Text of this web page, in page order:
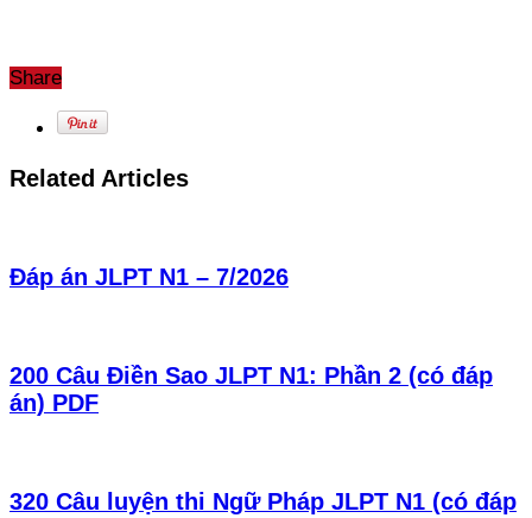
Share
Related Articles
Đáp án JLPT N1 – 7/2026
200 Câu Điền Sao JLPT N1: Phần 2 (có đáp
án) PDF
320 Câu luyện thi Ngữ Pháp JLPT N1 (có đáp